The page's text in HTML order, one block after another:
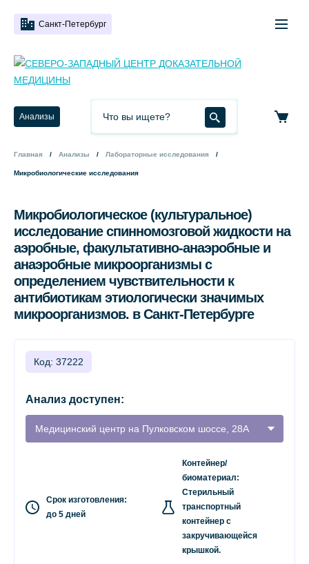
Санкт-Петербург
Анализы
Главная Анализы Лабораторные исследования
Микробиологические исследования
Микробиологическое (культуральное)
исследование спинномозговой жидкости на
аэробные, факультативно-анаэробные и
анаэробные микроорганизмы с
определением чувствительности к
антибиотикам этиологически значимых
микроорганизмов. в Санкт-Петербурге
Код: 37222
Анализ доступен:
Медицинский центр на Пулковском шоссе, 28А
Срок изготовления:
до 5 дней
Контейнер/
биоматериал:
Стерильный
транспортный
контейнер с
закручивающейся
крышкой.